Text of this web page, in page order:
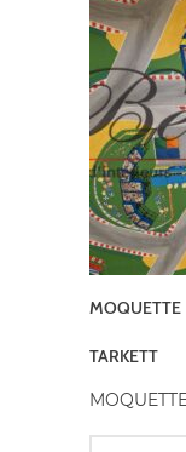
MOQUETTE
TARKETT